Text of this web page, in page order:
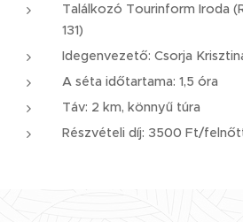
Találkozó Tourinform Iroda
131)
Idegenvezető: Csorja
A séta időtartama: 1,5 óra
Táv: 2 km, könnyű túra
Részvételi díj: 3500 Ft/